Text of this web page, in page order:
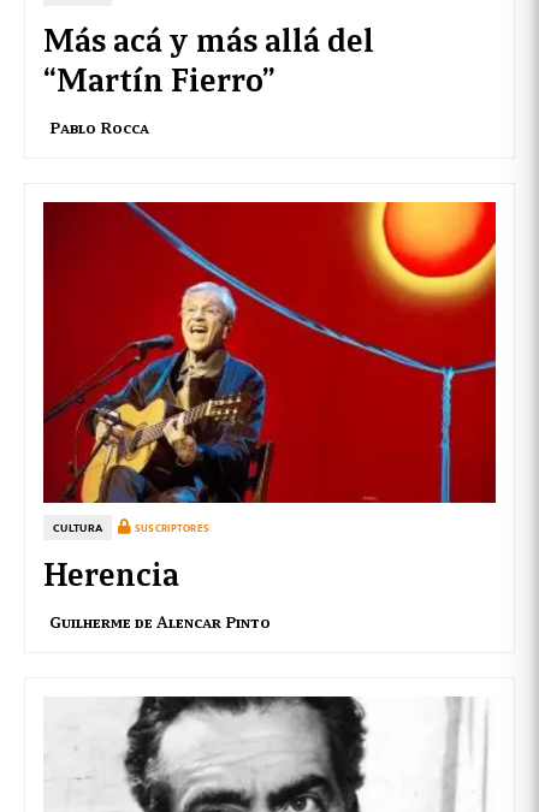
Más acá y más allá del
“Martín Fierro”
Pablo Rocca
CULTURA SUSCRIPTORES
Herencia
Guilherme de Alencar Pinto